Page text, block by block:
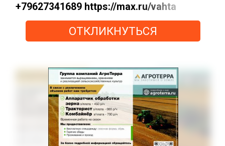
+79627341689 https://max.ru/vahta
ОТКЛИКНУТЬСЯ